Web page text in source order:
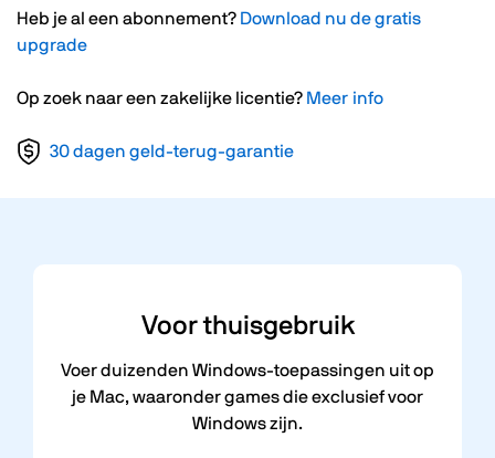
Heb je al een abonnement? Download nu de gratis
upgrade
Op zoek naar een zakelijke licentie? Meer info
30 dagen geld-terug-garantie
Voorthuisgebruik
Voer duizenden Windows-toepassingen uit op
je Mac, waaronder games die exclusief voor
Windows zijn.